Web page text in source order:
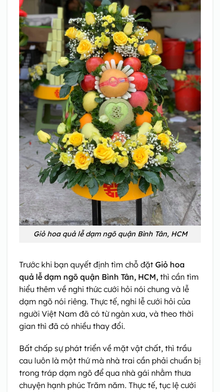
Giỏ hoa quả lễ dạm ngõ quận Bình Tân, HCM
Trước khi bạn quyết định tìm chỗ đặt Giỏ hoa
quả lễ dạm ngõ quận Bình Tân, HCM, thì cần tìm
hiểu thêm về nghi thức cưới hỏi nói chung và lễ
dạm ngõ nói riêng. Thực tế, nghi lễ cưới hỏi của
người Việt Nam đã có từ ngàn xưa, và theo thời
gian thì đã có nhiều thay đổi.
Bất chấp sự phát triển về mặt vật chất, thì trầu
cau luôn là một thứ mà nhà trai cần phải chuẩn bị
trong tráp dạm ngõ để qua nhà gái nhằm thưa
chuyện hạnh phúc Trăm năm. Thực tế, tục lệ cưới